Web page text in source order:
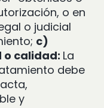
o en
o judicial
c)
o calidad: La
debe
y